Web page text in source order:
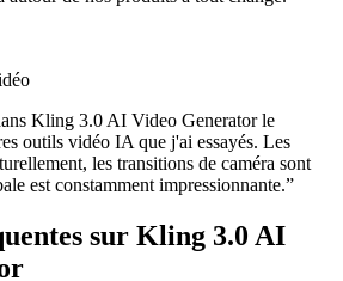
Kling 3.0 AI Video Generator le
outils vidéo IA que j'ai essayés. Les
les transitions de caméra sont
est constamment impressionnante.”
sur Kling 3.0 AI